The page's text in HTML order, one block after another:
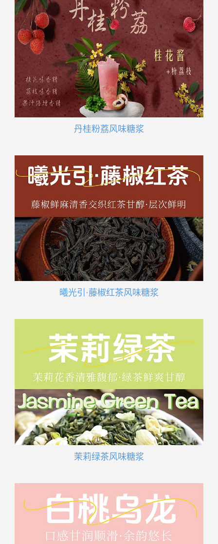
丹桂粉荔风味糖浆
曦光引·藤椒红茶风味糖浆
茉莉绿茶风味糖浆